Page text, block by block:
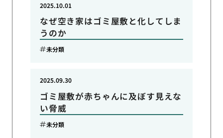
なぜ空き家はゴミ屋敷と化してしま
うのか
2025.10.01
未分類
ゴミ屋敷が赤ちゃんに及ぼす見えな
い脅威
2025.09.30
未分類